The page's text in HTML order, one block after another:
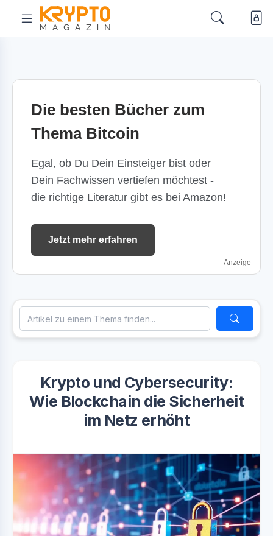
Die besten Bücher zum
Thema Bitcoin
Egal, ob Du Dein Einsteiger bist oder
Dein Fachwissen vertiefen möchtest -
die richtige Literatur gibt es bei Amazon!
Jetzt mehr erfahren
Anzeige
Krypto und Cybersecurity:
Wie Blockchain die Sicherheit
im Netz erhöht